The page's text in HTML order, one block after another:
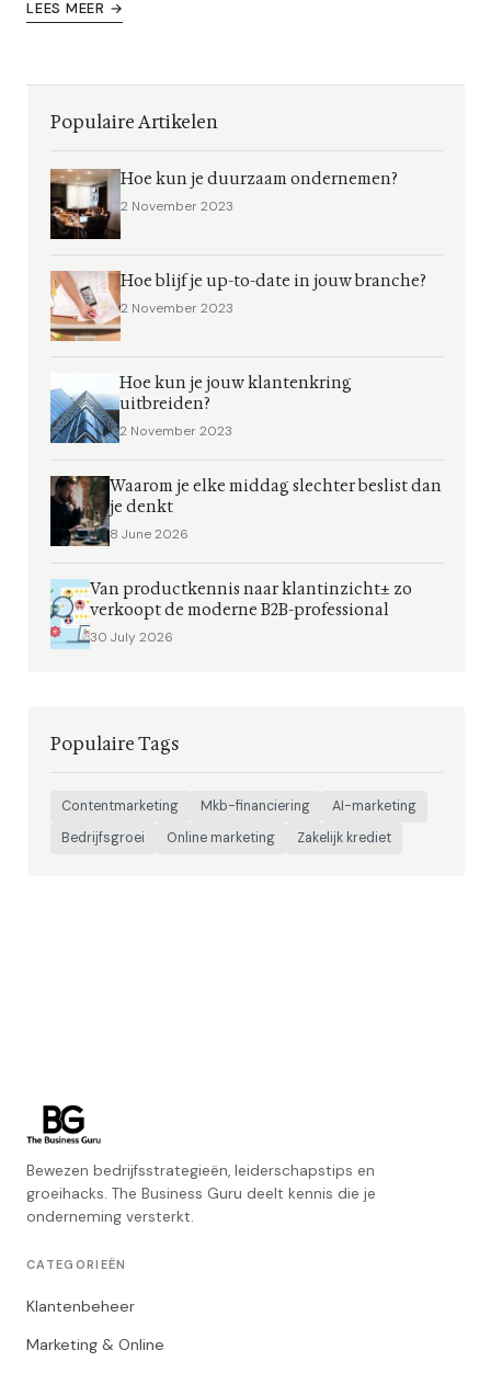
LEES MEER →
Populaire Artikelen
Hoe kun je duurzaam ondernemen?
2 November 2023
Hoe blijf je up-to-date in jouw branche?
2 November 2023
Hoe kun je jouw klantenkring
uitbreiden?
2 November 2023
Waarom je elke middag slechter beslist dan
je denkt
8 June 2026
Van productkennis naar klantinzicht± zo
verkoopt de moderne B2B-professional
30 July 2026
Populaire Tags
Contentmarketing Mkb-financiering
AI-marketing
Bedrijfsgroei
Online marketing Zakelijk krediet
Bewezen bedrijfsstrategieën, leiderschapstips en
groeihacks. The Business Guru deelt kennis die je
onderneming versterkt.
CATEGORIEËN
Klantenbeheer
Marketing & Online